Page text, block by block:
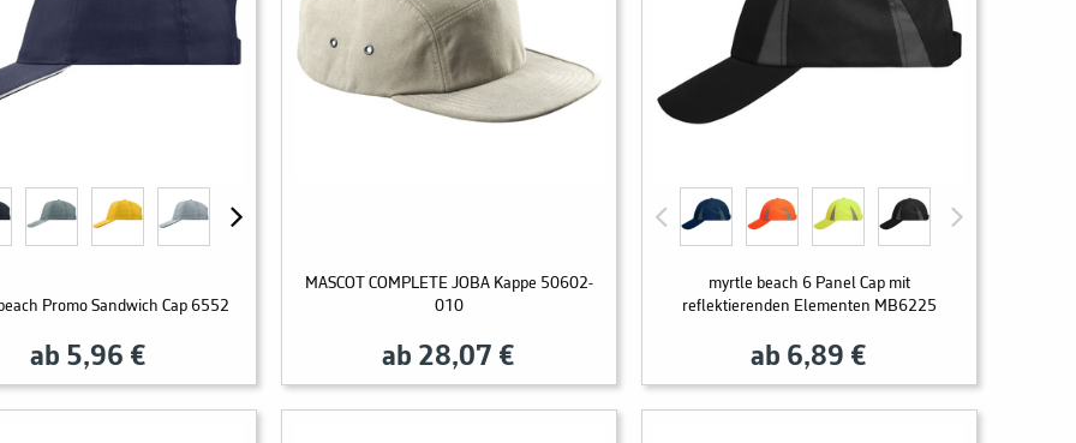
Promo Sandwich Cap 6552
ab 5,96 €
MASCOT COMPLETE JOBA Kappe 50602-
010
ab 28,07 €
myrtle beach 6 Panel Cap mit
reflektierenden Elementen MB6225
ab 6,89 €